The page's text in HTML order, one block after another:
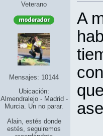
Veterano
Mensajes: 10144
Ubicación:
Almendralejo - Madrid -
Murcia. Un no parar.
Alain, estés donde
estés, seguiremos
A